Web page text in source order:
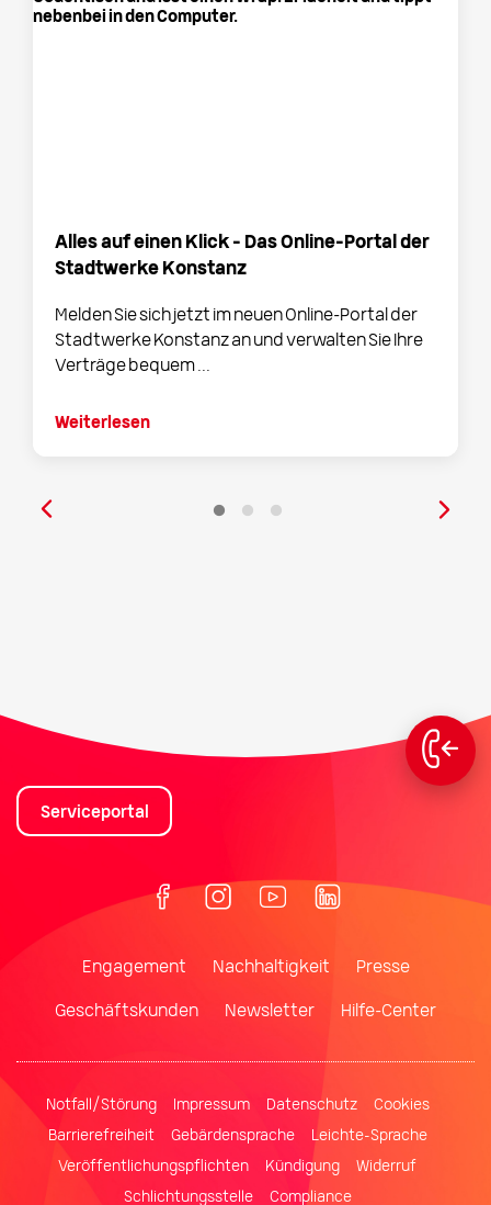
Alles auf einen Klick – Das Online-Portal der
Stadtwerke Konstanz
Melden Sie sich jetzt im neuen Online-Portal der
Stadtwerke Konstanz an und verwalten Sie Ihre
Verträge bequem ...
Weiterlesen
Serviceportal
Engagement Nachhaltigkeit Presse
Geschäftskunden Newsletter Hilfe-Center
Notfall/Störung Impressum Datenschutz
Cookies
Barrierefreiheit
Gebärdensprache
Leichte-Sprache
Veröffentlichungspflichten
Kündigung
Widerruf
Schlichtungsstelle
Compliance